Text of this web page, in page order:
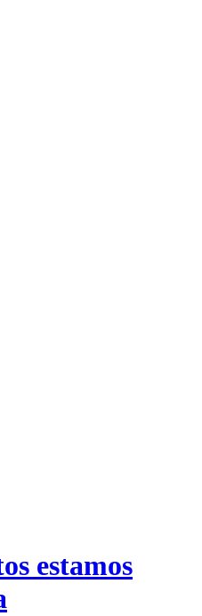
estamos